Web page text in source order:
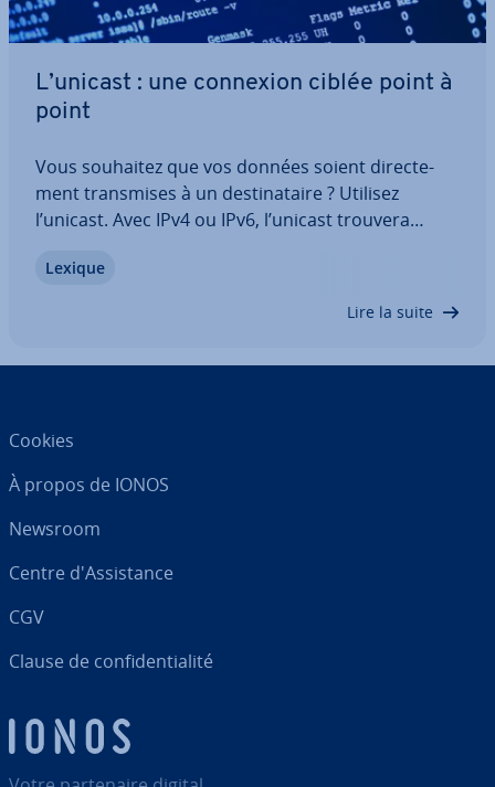
L’unicast : une connexion ciblée point à
point
Vous souhaitez que vos données soient di­rec­te­
ment trans­mises à un des­ti­na­taire ? Utilisez
l’unicast. Avec IPv4 ou IPv6, l’unicast trouvera
accéder à un site Internet, envoyer un email ou
trans­fé­rer des fichiers, vous avez toujours…
Lexique
Lire la suite
Cookies
À propos de IONOS
Newsroom
Centre d'As­sis­tance
CGV
Clause de con­fi­den­tia­lité